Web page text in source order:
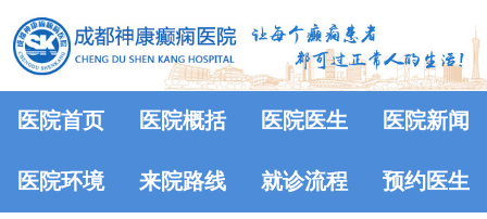
医院首页 医院概括 医院医生 医院新闻
医院环境 来院路线 就诊流程 预约医生